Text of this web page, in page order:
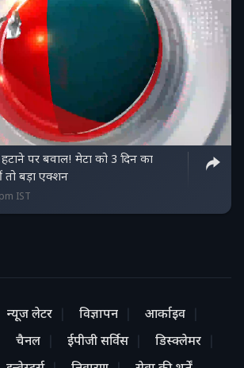
हटाने पर बवाल! मेटा को 3 दिन का
तो बड़ा एक्शन
IST
न्यूज लेटर विज्ञापन
आर्काइव
चैनल ईपीजी सर्विस
डिस्क्लेमर